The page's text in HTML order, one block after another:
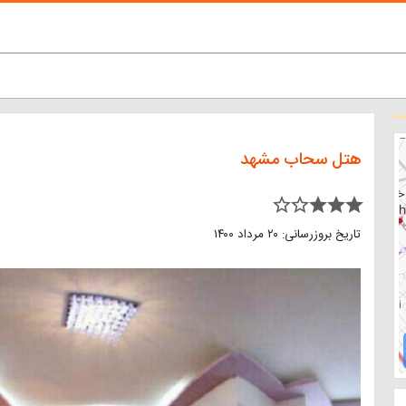
هتل سحاب مشهد
star_border star_border star star star
تاریخ بروزرسانی: ۲۰ مرداد ۱۴۰۰